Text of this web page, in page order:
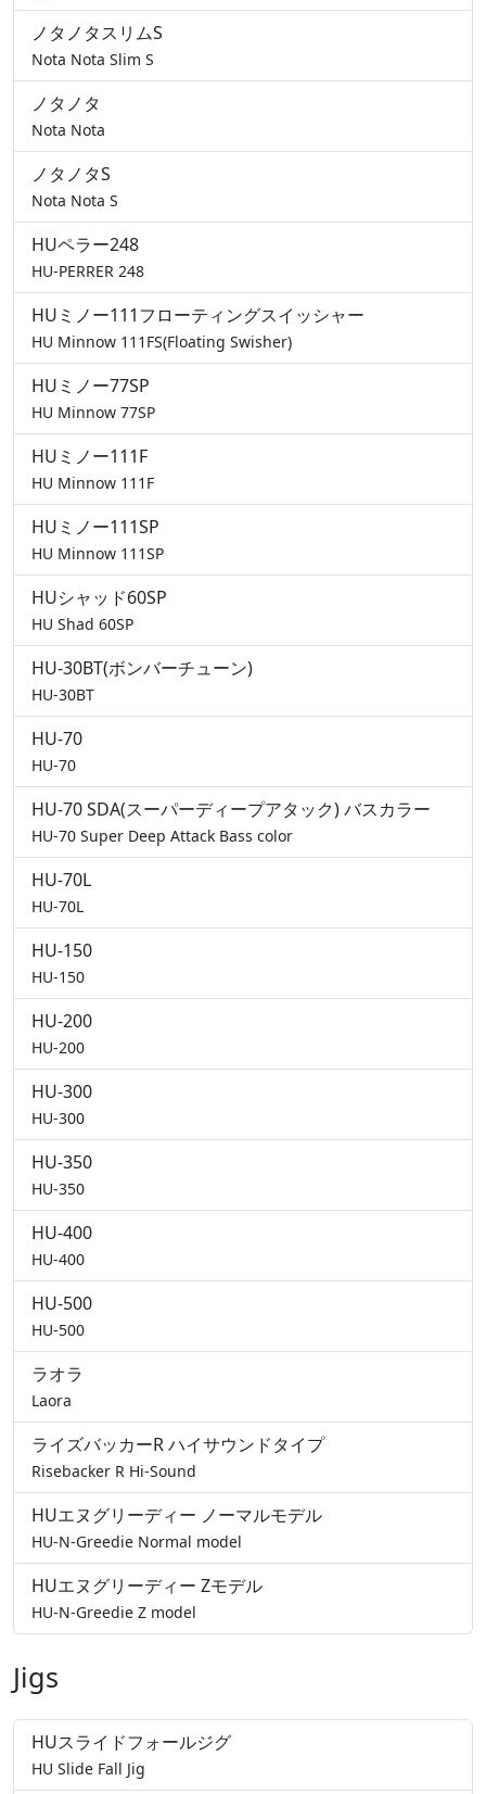
ノタノタスリムS
Nota Nota Slim S
ノタノタ
Nota Nota
ノタノタS
Nota Nota S
HUペラー248
HU-PERRER 248
HUミノー111フローティングスイッシャー
HU Minnow 111FS(Floating Swisher)
HUミノー77SP
HU Minnow 77SP
HUミノー111F
HU Minnow 111F
HUミノー111SP
HU Minnow 111SP
HUシャッド60SP
HU Shad 60SP
HU-30BT(ボンバーチューン)
HU-30BT
HU-70
HU-70
HU-70 SDA(スーパーディープアタック) バスカラー
HU-70 Super Deep Attack Bass color
HU-70L
HU-70L
HU-150
HU-150
HU-200
HU-200
HU-300
HU-300
HU-350
HU-350
HU-400
HU-400
HU-500
HU-500
ラオラ
Laora
ライズバッカーR ハイサウンドタイプ
Risebacker R Hi-Sound
HUエヌグリーディー ノーマルモデル
HU-N-Greedie Normal model
HUエヌグリーディー Zモデル
HU-N-Greedie Z model
Jigs
HUスライドフォールジグ
HU Slide Fall Jig